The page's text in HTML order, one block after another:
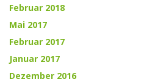
Februar 2018
Mai 2017
Februar 2017
Januar 2017
Dezember 2016